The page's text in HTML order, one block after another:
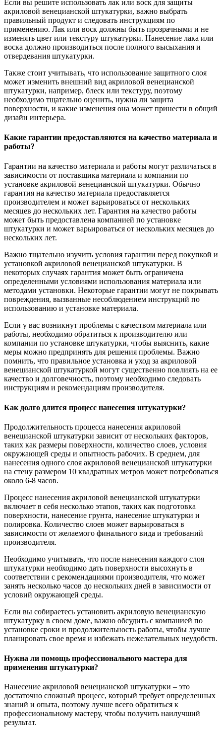
Если вы решите использовать лак или воск для защиты
акриловой венецианской штукатурки, важно выбрать
правильный продукт и следовать инструкциям по
применению. Лак или воск должны быть прозрачными и не
изменять цвет или текстуру штукатурки. Нанесение лака или
воска должно производиться после полного высыхания и
отвердевания штукатурки.
Также стоит учитывать, что использование защитного слоя
может изменить внешний вид акриловой венецианской
штукатурки, например, блеск или текстуру, поэтому
необходимо тщательно оценить, нужна ли защита
поверхности, и какие изменения она может принести в общий
дизайн интерьера.
Какие гарантии предоставляются на качество материала и
работы?
Гарантии на качество материала и работы могут различаться в
зависимости от поставщика материала и компании по
установке акриловой венецианской штукатурки. Обычно
гарантия на качество материала предоставляется
производителем и может варьироваться от нескольких
месяцев до нескольких лет. Гарантия на качество работы
может быть предоставлена компанией по установке
штукатурки и может варьироваться от нескольких месяцев до
нескольких лет.
Важно тщательно изучить условия гарантии перед покупкой и
установкой акриловой венецианской штукатурки. В
некоторых случаях гарантия может быть ограничена
определенными условиями использования материала или
методами установки. Некоторые гарантии могут не покрывать
повреждения, вызванные несоблюдением инструкций по
использованию и установке материала.
Если у вас возникнут проблемы с качеством материала или
работы, необходимо обратиться к производителю или
компании по установке штукатурки, чтобы выяснить, какие
меры можно предпринять для решения проблемы. Важно
помнить, что правильное установка и уход за акриловой
венецианской штукатуркой могут существенно повлиять на ее
качество и долговечность, поэтому необходимо следовать
инструкциям и рекомендациям производителя.
Как долго длится процесс нанесения штукатурки?
Продолжительность процесса нанесения акриловой
венецианской штукатурки зависит от нескольких факторов,
таких как размеры поверхности, количество слоев, условия
окружающей среды и опытность рабочих. В среднем, для
нанесения одного слоя акриловой венецианской штукатурки
на стену размером 10 квадратных метров может потребоваться
около 6-8 часов.
Процесс нанесения акриловой венецианской штукатурки
включает в себя несколько этапов, таких как подготовка
поверхности, нанесение грунта, нанесение штукатурки и
полировка. Количество слоев может варьироваться в
зависимости от желаемого финального вида и требований
производителя.
Необходимо учитывать, что после нанесения каждого слоя
штукатурки необходимо дать поверхности высохнуть в
соответствии с рекомендациями производителя, что может
занять несколько часов до нескольких дней в зависимости от
условий окружающей среды.
Если вы собираетесь установить акриловую венецианскую
штукатурку в своем доме, важно обсудить с компанией по
установке сроки и продолжительность работы, чтобы лучше
планировать свое время и избежать нежелательных неудобств.
Нужна ли помощь профессионального мастера для
применения штукатурки?
Нанесение акриловой венецианской штукатурки – это
достаточно сложный процесс, который требует определенных
знаний и опыта, поэтому лучше всего обратиться к
профессиональному мастеру, чтобы получить наилучший
результат.